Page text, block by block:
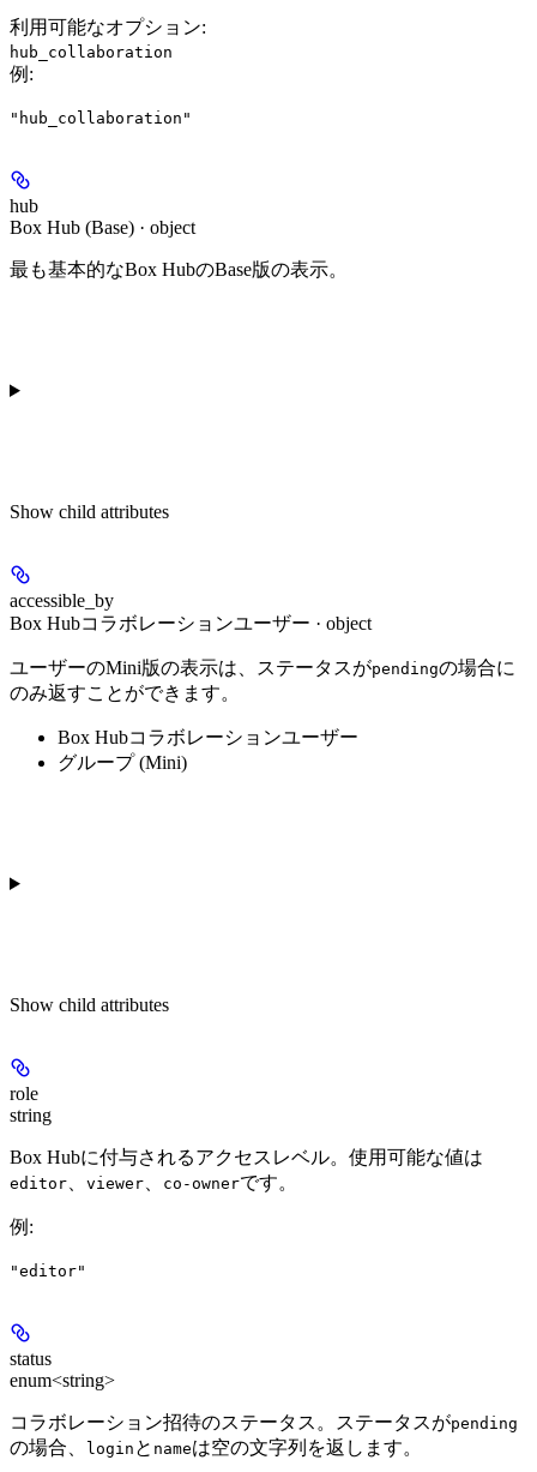
利用可能なオプション:
hub_collaboration
例 :
"hub_collaboration"
hub
Box Hub (Base) · object
最も基本的なBox HubのBase版の表示。
Show child attributes
accessible_by
Box Hubコラボレーションユーザー · object
ユーザーのMini版の表示は、ステータスがpendingの場合に
のみ返すことができます。
Box Hubコラボレーションユーザー
グループ (Mini)
Show child attributes
role
string
Box Hubに付与されるアクセスレベル。使用可能な値は
editor viewer co-ownerです。
例 :
"editor"
status
enum<string>
コラボレーション招待のステータス。ステータスがpending
の場合、 login と nameは空の文字列を返します。